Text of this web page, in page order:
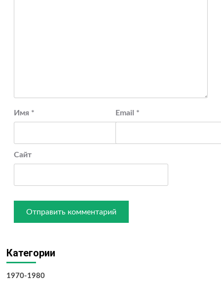
Имя * Email *
Сайт
Категории
1970-1980